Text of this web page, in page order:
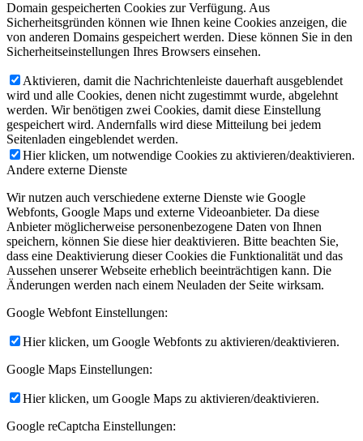
Domain gespeicherten Cookies zur Verfügung. Aus
Sicherheitsgründen können wie Ihnen keine Cookies anzeigen, die
von anderen Domains gespeichert werden. Diese können Sie in den
Sicherheitseinstellungen Ihres Browsers einsehen.
Aktivieren, damit die Nachrichtenleiste dauerhaft ausgeblendet
wird und alle Cookies, denen nicht zugestimmt wurde, abgelehnt
werden. Wir benötigen zwei Cookies, damit diese Einstellung
gespeichert wird. Andernfalls wird diese Mitteilung bei jedem
Seitenladen eingeblendet werden.
Hier klicken, um notwendige Cookies zu aktivieren/deaktivieren.
Andere externe Dienste
Wir nutzen auch verschiedene externe Dienste wie Google
Webfonts, Google Maps und externe Videoanbieter. Da diese
Anbieter möglicherweise personenbezogene Daten von Ihnen
speichern, können Sie diese hier deaktivieren. Bitte beachten Sie,
dass eine Deaktivierung dieser Cookies die Funktionalität und das
Aussehen unserer Webseite erheblich beeinträchtigen kann. Die
Änderungen werden nach einem Neuladen der Seite wirksam.
Google Webfont Einstellungen:
Hier klicken, um Google Webfonts zu aktivieren/deaktivieren.
Google Maps Einstellungen:
Hier klicken, um Google Maps zu aktivieren/deaktivieren.
Google reCaptcha Einstellungen: